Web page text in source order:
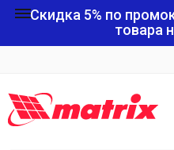
Скидка 5% по
товара